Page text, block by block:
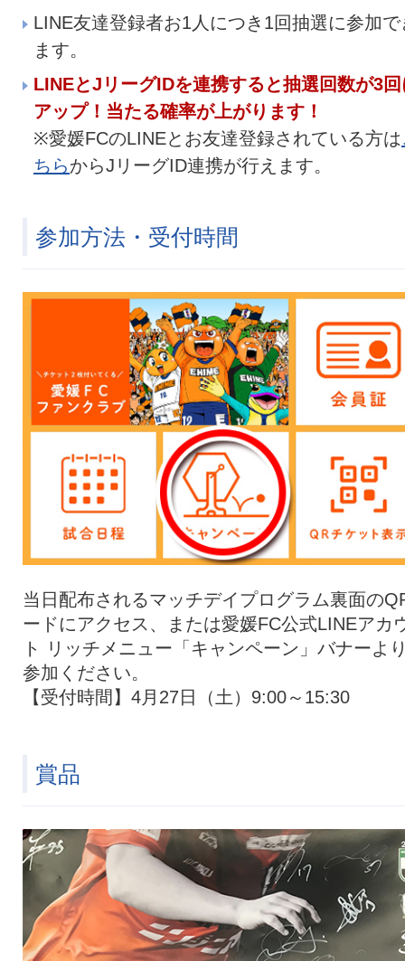
LINE友達登録者お1人につき1回抽選に参加で
ます。
LINEとJリーグIDを連携すると抽選回数が3回
アップ！当たる確率が上がります！
※愛媛FCのLINEとお友達登録されている方は
ちらからJリーグID連携が行えます。
参加方法・受付時間
当日配布されるマッチデイプログラム裏面の
ードにアクセス、または愛媛FC公式LINEアカ
ト リッチメニュー「キャンペーン」バナーよ
参加ください。
【受付時間】4月27日（土）9:00～15:30
賞品